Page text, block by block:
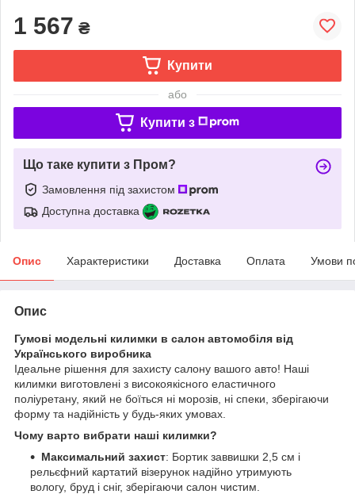
1 567 ₴
Купити
або
Купити з
Що таке купити з Пром?
Замовлення під захистом
Доступна доставка
Опис Характеристики Доставка Оплата Умови
Опис
Гумові модельні килимки в салон автомобіля від
Українського виробника
Ідеальне рішення для захисту салону вашого авто! Наші
килимки виготовлені з високоякісного еластичного
поліуретану, який не боїться ні морозів, ні спеки, зберігаючи
форму та надійність у будь-яких умовах.
Чому варто вибрати наші килимки?
Максимальний захист: Бортик заввишки 2,5 см і
рельєфний картатий візерунок надійно утримують
вологу, бруд і сніг, зберігаючи салон чистим.